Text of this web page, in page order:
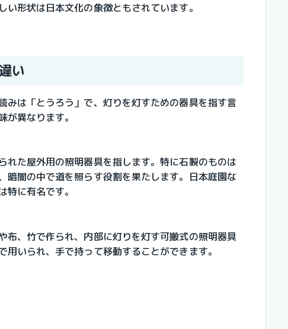
形状は日本文化の象徴ともされています。
い
みは「とうろう」で、灯りを灯すための器具を指す言
異なります。
れた屋外用の照明器具を指します。特に石製のものは
暗闇の中で道を照らす役割を果たします。日本庭園な
に有名です。
布、竹で作られ、内部に灯りを灯す可搬式の照明器具
いられ、手で持って移動することができます。